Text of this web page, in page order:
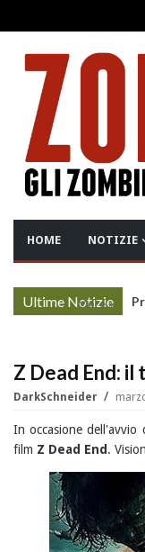
HOME NOTIZIE
Ultime Notizie
More »
Z Dead End: il
DarkSchneider
In occasione
film Z Dead End .